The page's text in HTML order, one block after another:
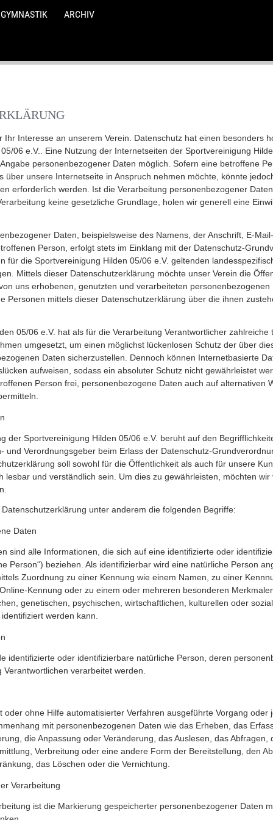
GYMNASTIK ARCHIV
06
der Sportvereinigung Hilden 05/06 e. V
05/06 e. V.
gem. § 26 BGB besteht aus Holger Reinders (1.
keine Gewähr übernehmen. Als Diensteanbieter sind wir gemäß §
nach den allgemeinen Gesetzen verantwortlich. Nach §§ 8
verpflichtet, übermittelte oder gespeicherte fremde
die auf eine rechtswidrige Tätigkeit hinweisen.
von Informationen nach den allgemeinen Gesetzen bleiben
jedoch erst ab dem Zeitpunkt der Kenntnis einer konkreten
zu externen Webseiten Dritter, auf deren Inhalte wir keinen
Inhalte auch keine Gewähr übernehmen. Für die Inhalte der
der Seiten verantwortlich. Die verlinkten Seiten wurden zum
Kontrolle der verlinkten Seiten ist jedoch ohne
Bei Bekanntwerden von Rechtsverletzungen werden wir
erstellten Inhalte und Werke auf diesen Seiten unterliegen dem
Verbreitung und jede Art der Verwertung außerhalb der
Zustimmung des jeweiligen Autors bzw. Erstellers. Downloads und
die Urheberrechte Dritter beachtet. Insbesondere werden
Sie trotzdem auf eine Urheberrechtsverletzung aufmerksam
Bei Bekanntwerden von Rechtsverletzungen werden wir
Ihr Interesse an unserem Verein. Datenschutz hat einen besonders
06 e.V.. Eine Nutzung der Internetseiten der Sportvereinigung
personenbezogener Daten möglich. Sofern eine betroffene
über unsere Internetseite in Anspruch nehmen möchte, könnte
erforderlich werden. Ist die Verarbeitung personenbezogener
keine gesetzliche Grundlage, holen wir generell eine
Daten, beispielsweise des Namens, der Anschrift, E-
Person, erfolgt stets im Einklang mit der Datenschutz-
für die Sportvereinigung Hilden 05/06 e.V. geltenden
Mittels dieser Datenschutzerklärung möchte unser Verein die
uns erhobenen, genutzten und verarbeiteten personenbezogenen
Personen mittels dieser Datenschutzerklärung über die ihnen
05/06 e.V. hat als für die Verarbeitung Verantwortlicher zahlreiche
umgesetzt, um einen möglichst lückenlosen Schutz der über
Daten sicherzustellen. Dennoch können Internetbasierte
aufweisen, sodass ein absoluter Schutz nicht gewährleistet
Person frei, personenbezogene Daten auch auf alternativen
der Sportvereinigung Hilden 05/06 e.V. beruht auf den
und Verordnungsgeber beim Erlass der Datenschutz-
soll sowohl für die Öffentlichkeit als auch für unsere
lesbar und verständlich sein. Um dies zu gewährleisten, möchten
unter anderem die folgenden Begriffe:
Daten
sind alle Informationen, die sich auf eine identifizierte oder
Person“) beziehen. Als identifizierbar wird eine natürliche Person
Zuordnung zu einer Kennung wie einem Namen, zu einer
Kennung oder zu einem oder mehreren besonderen
genetischen, psychischen, wirtschaftlichen, kulturellen oder
werden kann.
identifizierte oder identifizierbare natürliche Person, deren
verarbeitet werden.
oder ohne Hilfe automatisierter Verfahren ausgeführte Vorgang oder
mit personenbezogenen Daten wie das Erheben, das
die Anpassung oder Veränderung, das Auslesen, das Abfragen,
Verbreitung oder eine andere Form der Bereitstellung, den
das Löschen oder die Vernichtung.
Verarbeitung
ist die Markierung gespeicherter personenbezogener Daten